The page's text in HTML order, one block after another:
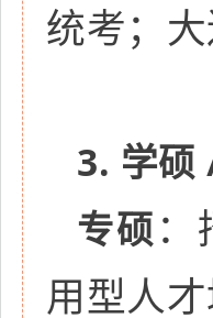
统考；
3. 学硕
专硕：
用型人才